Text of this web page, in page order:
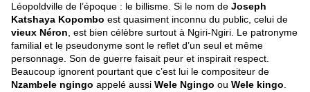
Léopoldville de l’époque : le billisme. Si le nom de Joseph
Katshaya Kopombo est quasiment inconnu du public, celui de
vieux Néron , est bien célèbre surtout à Ngiri-Ngiri. Le patronyme
familial et le pseudonyme sont le reflet d’un seul et même
personnage. Son de guerre faisait peur et inspirait respect.
Beaucoup ignorent pourtant que c’est lui le compositeur de
Nzambele ngingo appelé aussi Wele Ngingo ou Wele kingo